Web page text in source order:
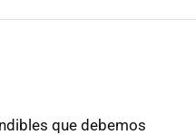
que debemos